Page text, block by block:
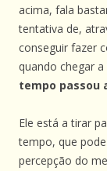
acima, fala
tentativa de,
conseguir fazer
quando chegar
tempo passou
Ele está a tirar
tempo, que
percepção do